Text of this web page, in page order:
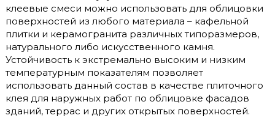
клеевые смеси можно использовать для облицовки
поверхностей из любого материала – кафельной
плитки и керамогранита различных типоразмеров,
натурального либо искусственного камня.
Устойчивость к экстремально высоким и низким
температурным показателям позволяет
использовать данный состав в качестве плиточного
клея для наружных работ по облицовке фасадов
зданий, террас и других открытых поверхностей.